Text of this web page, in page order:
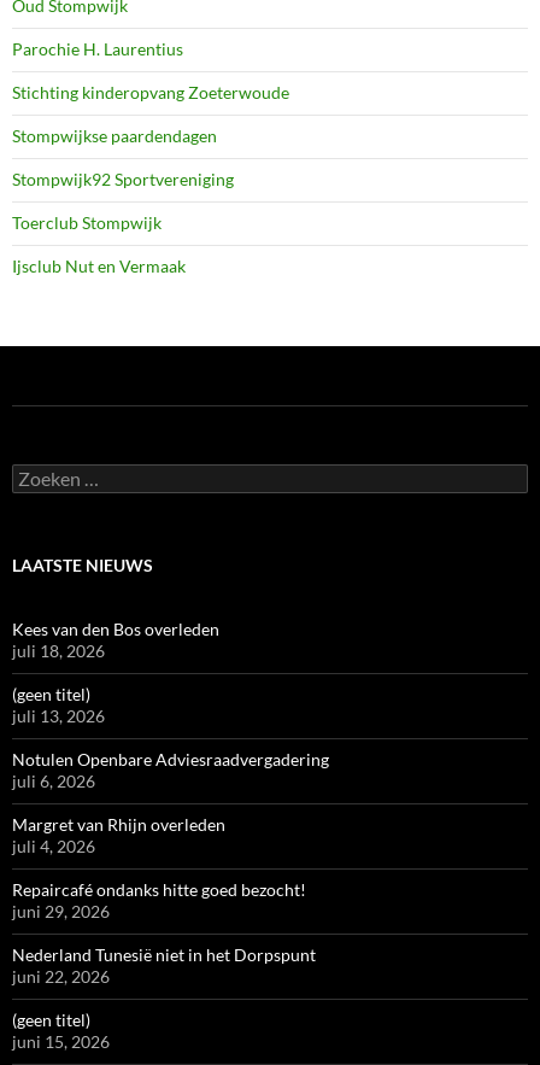
Oud Stompwijk
Parochie H. Laurentius
Stichting kinderopvang Zoeterwoude
Stompwijkse paardendagen
Stompwijk92 Sportvereniging
Toerclub Stompwijk
Ijsclub Nut en Vermaak
Zoeken
naar:
LAATSTE NIEUWS
Kees van den Bos overleden
juli 18, 2026
(geen titel)
juli 13, 2026
Notulen Openbare Adviesraadvergadering
juli 6, 2026
Margret van Rhijn overleden
juli 4, 2026
Repaircafé ondanks hitte goed bezocht!
juni 29, 2026
Nederland Tunesië niet in het Dorpspunt
juni 22, 2026
(geen titel)
juni 15, 2026